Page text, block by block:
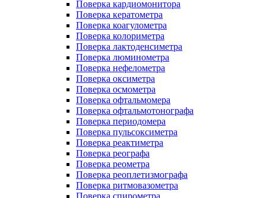
Поверка кардиомонитора
Поверка кератометра
Поверка коагулометра
Поверка колориметра
Поверка лактоденсиметра
Поверка люминометра
Поверка нефелометра
Поверка оксиметра
Поверка осмометра
Поверка офтальмомера
Поверка офтальмотонографа
Поверка периодомера
Поверка пульсоксиметра
Поверка реактиметра
Поверка реографа
Поверка реометра
Поверка реоплетизмографа
Поверка ритмовазометра
Поверка спирометра